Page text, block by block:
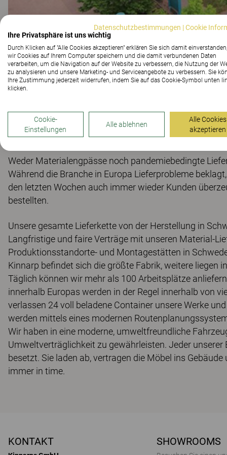
der Hersteller könnten sich nach Einschätzung des
verstärken, denn der Materialschub, etwa von Holz,
Weder Materialengpässe noch pandemiebedingte
Während die Branche in Europa Lieferprobleme
den letzten Wochen auch immer wieder Kunden
bestellten.
Unsere gesamte Lieferkette von der Herstellung in
Langfristige und faire Verträge mit unseren Material-
Produktionsstandorte- und Montagestätten in
Kinnarp befindet sich die größte Fabrik, weitere liegen
Täglich können wir mehr als 100 Arbeitsplätze
innerhalb Europas werden in der Regel innerhalb von
verlassen 24 voll beladene Container unsere Werke
werden mittels eines modernen
Wir haben in eine moderne, umweltfreundliche
Umweltverträglichkeit zu gewährleisten. Jeder
besetzt. Sie laden ab, vertragen die Möbel ins
immer in time.
KONTAKT SHOWROOMS
Datenschutzbestimmungen |Cookie
Ihre Privatsphäre ist uns wichtig
Durch Klicken auf "Alle Cookies akzeptieren" erklären Sie sich damit
wir Cookies auf Ihrem Computer speichern und die damit verbundenen Daten
verarbeiten, um die Navigation auf der Website zu verbessern, die Nutzung der
zu analysieren und unsere Marketing- und Serviceangebote zu verbessern. Sie
Ihre Zustimmung jederzeit widerrufen, indem Sie auf das Cookie-Symbol unten
klicken.
Cookie-
Einstellungen
Alle ablehnen
Alle Cookies
akzeptieren